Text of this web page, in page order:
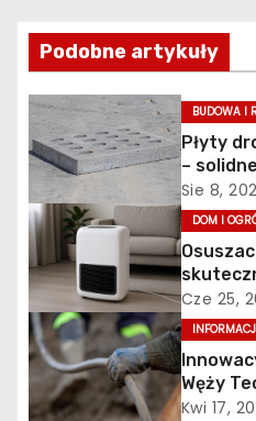
i
g
a
c
j
a
w
p
Podobne artykuły
BUDOWA I
Płyty
–
Sie 8,
DOM I
Cze 25,
Węży
Kwi 17,